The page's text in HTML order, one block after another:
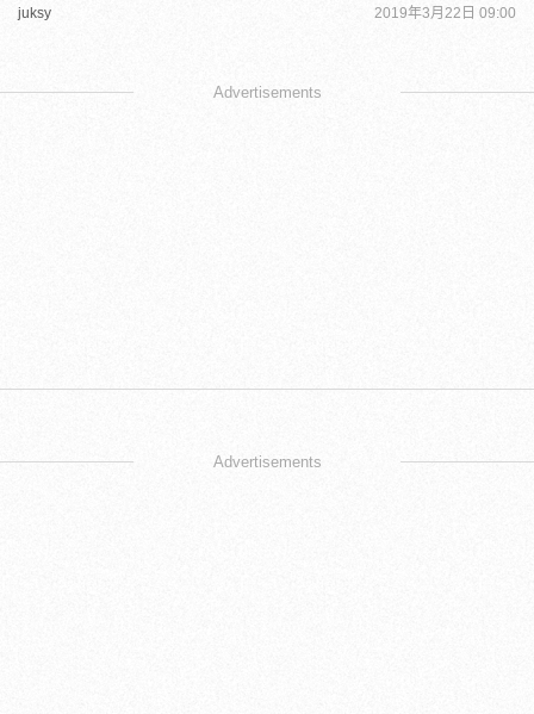
juksy 2019年3月22日 09:00
Advertisements
Advertisements